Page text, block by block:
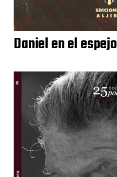
Daniel en el espejo